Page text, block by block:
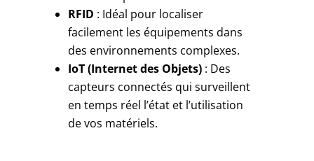
RFID : Idéal pour localiser
facilement les équipements dans
des environnements complexes.
IoT (Internet des Objets): Des
capteurs connectés qui surveillent
en temps réel l’état et l’utilisation
de vos matériels.